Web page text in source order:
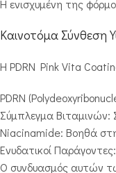
Η ενισχυμένη της
Καινοτόμα Σύνθεση
Η PDRN Pink Vita
PDRN
Σύμπλεγμα Βιταμινών:
Niacinamide: Βοηθά
Ενυδατικοί
Ο συνδυασμός αυτών